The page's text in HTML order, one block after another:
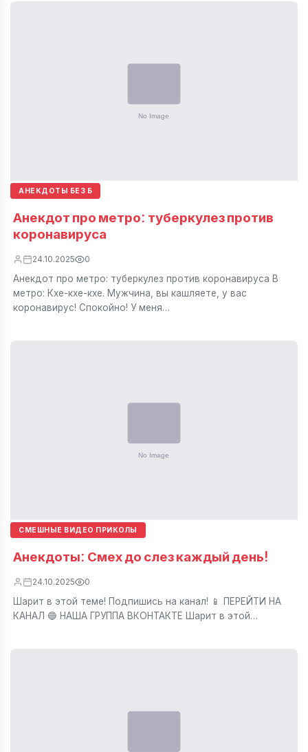
АНЕКДОТЫ БЕЗ Б
Анекдот про метро: туберкулез против
коронавируса
24.10.2025 0
Анекдот про метро: туберкулез против коронавируса В
метро: Кхе-кхе-кхе. Мужчина, вы кашляете, у вас
коронавирус! Спокойно! У меня…
СМЕШНЫЕ ВИДЕО ПРИКОЛЫ
Анекдоты: Смех до слез каждый день!
24.10.2025 0
Шарит в этой теме! Подпишись на канал! 📱 ПЕРЕЙТИ НА
КАНАЛ 🔵 НАША ГРУППА ВКОНТАКТЕ Шарит в этой…